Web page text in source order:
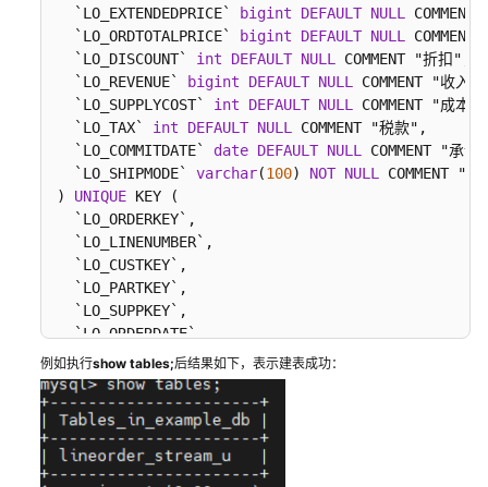
实
时
OLAP
数
据
分
析
实
时
OLAP
场
景
介
通
过
CDM
将
  `LO_EXTENDEDPRICE`
bigint DEFAULT NULL
  `LO_ORDTOTALPRICE`
bigint DEFAULT NULL
  `LO_DISCOUNT`
int DEFAULT NULL
COMMENT "折扣",
  `LO_REVENUE`
bigint DEFAULT NULL
COMMENT "收入",
  `LO_SUPPLYCOST`
int DEFAULT NULL
COMMENT "成本",
  `LO_TAX`
int DEFAULT NULL
COMMENT "税款",
  `LO_COMMITDATE`
date DEFAULT NULL
COMMENT "承
  `LO_SHIPMODE`
varchar(100) NOT NULL
COMMENT "
) UNIQUE KEY (
  `LO_ORDERKEY`,
  `LO_LINENUMBER`,
  `LO_CUSTKEY`,
  `LO_PARTKEY`,
  `LO_SUPPKEY`,
  `LO_ORDERDATE`
) PARTITION BY RANGE(`LO_ORDERDATE`) (
PARTITION `p1992`
VALUES
    LESS THAN ("1993-01-01"),
PARTITION `p1993`
VALUES
例如执行show tables;后结果如下，表示建表成功：